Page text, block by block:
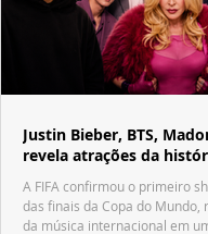
Justin Bieber, BTS,
revela atrações da
A FIFA confirmou o primeiro
das finais da Copa do Mundo,
da música internacional em